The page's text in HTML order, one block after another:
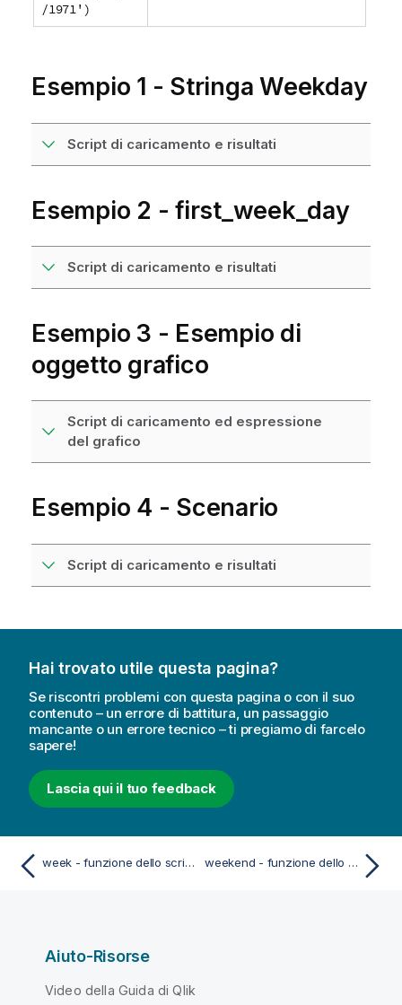
/1971')
Esempio 1 - Stringa Weekday
Script di caricamento e risultati
Esempio 2 - first_week_day
Script di caricamento e risultati
Esempio 3 - Esempio di
oggetto grafico
Script di caricamento ed espressione
del grafico
Esempio 4 - Scenario
Script di caricamento e risultati
Hai trovato utile questa pagina?
Se riscontri problemi con questa pagina o con il suo
contenuto – un errore di battitura, un passaggio
mancante o un errore tecnico – ti pregiamo di farcelo
sapere!
Lascia qui il tuo feedback
week - funzione dello script e del grafico weekend - funzione dello script e del grafico
Aiuto-Risorse
Video della Guida di Qlik